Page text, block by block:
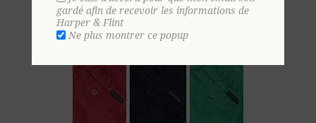
S M L XL
gardé afin de recevoir les informations de
Harper & Flint
Ne plus montrer ce popup